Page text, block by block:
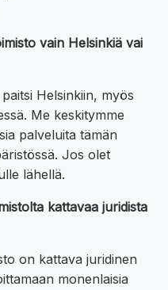
vain Helsinkiä vai
Helsinkiin, myös
Me keskitymme
palveluita tämän
Jos olet
lähellä.
kattavaa juridista
on kattava juridinen
monenlaisia